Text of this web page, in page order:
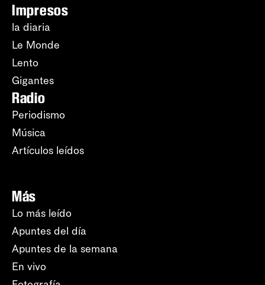
Impresos
la diaria
Le Monde
Lento
Gigantes
Radio
Periodismo
Música
Artículos leídos
Más
Lo más leído
Apuntes del día
Apuntes de la semana
En vivo